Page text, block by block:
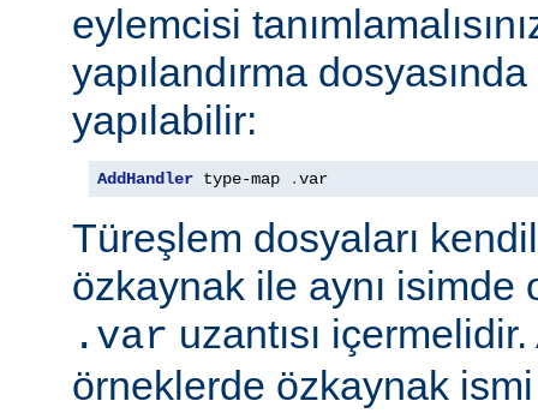
eylemcisi
yapılandırma
yapılabilir:
AddHandler type-map .var
Türeşlem dosyaları
özkaynak ile aynı isimde
.var uzantısı
örneklerde özkaynak